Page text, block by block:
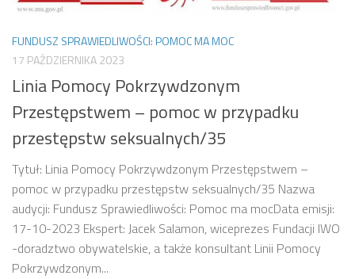
FUNDUSZ SPRAWIEDLIWOŚCI: POMOC MA MOC
17 PAŹDZIERNIKA 2023
Linia Pomocy Pokrzywdzonym
Przestępstwem – pomoc w przypadku
przestępstw seksualnych/35
Tytuł: Linia Pomocy Pokrzywdzonym Przestępstwem –
pomoc w przypadku przestępstw seksualnych/35 Nazwa
audycji: Fundusz Sprawiedliwości: Pomoc ma mocData emisji:
17-10-2023 Ekspert: Jacek Salamon, wiceprezes Fundacji IWO
-doradztwo obywatelskie, a także konsultant Linii Pomocy
Pokrzywdzonym...